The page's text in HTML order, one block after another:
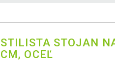
STILISTA STOJAN
CM, OCEĽ